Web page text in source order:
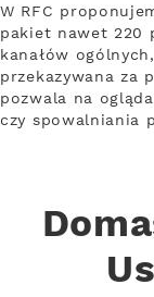
W RFC
pakiet nawet 220
kanałów
przekazywana za
pozwala na
czy spowalniania